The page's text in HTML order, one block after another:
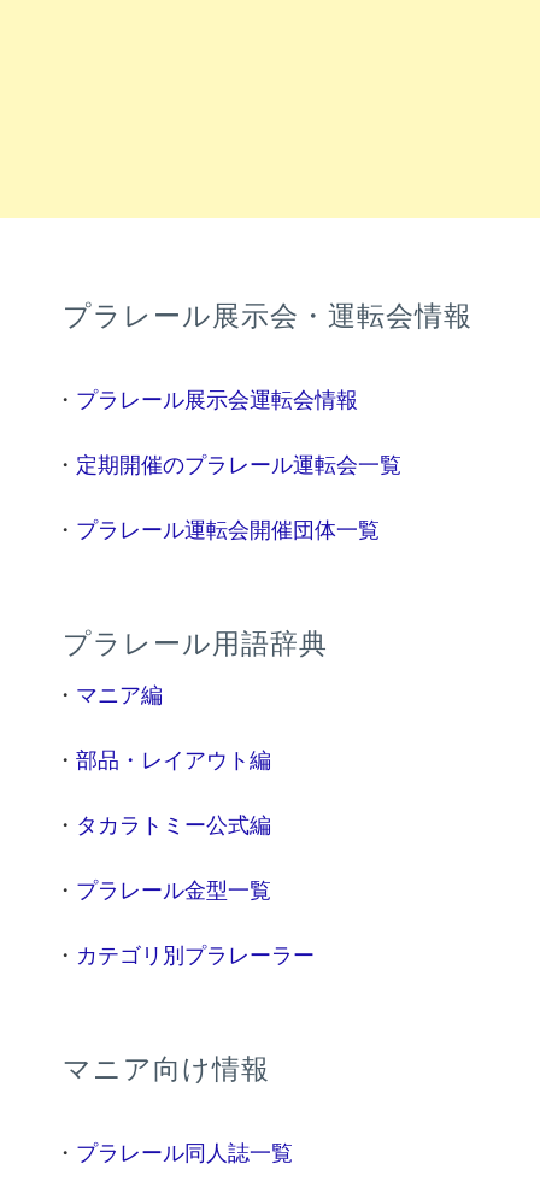
プラレール展示会・運転会情報
・ プラレール展示会運転会情報
・ 定期開催のプラレール運転会一覧
・ プラレール運転会開催団体一覧
プラレール用語辞典
・ マニア編
・ 部品・レイアウト編
・ タカラトミー公式編
・ プラレール金型一覧
・ カテゴリ別プラレーラー
マニア向け情報
・ プラレール同人誌一覧